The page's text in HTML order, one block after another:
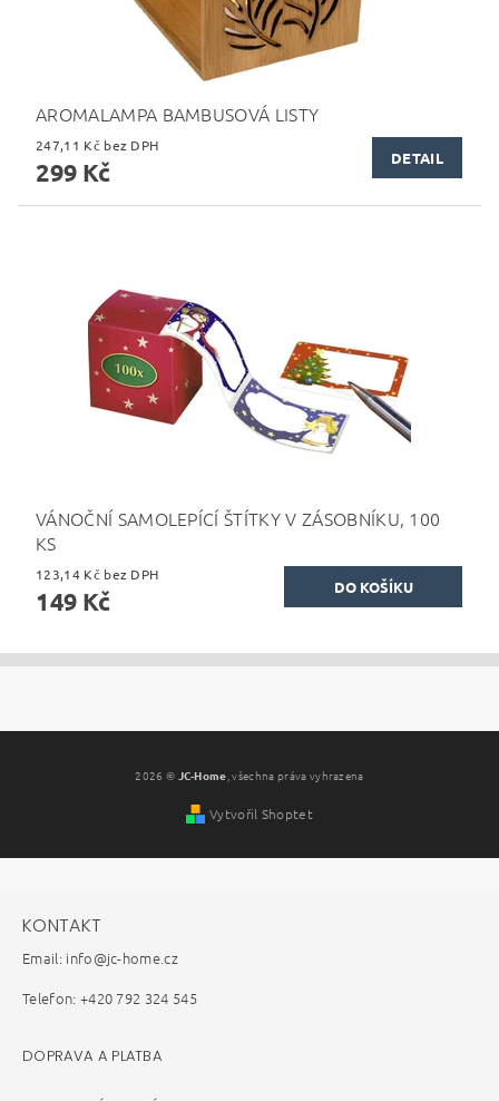
AROMALAMPA BAMBUSOVÁ LISTY
247,11 Kč bez DPH
299 Kč DETAIL
VÁNOČNÍ SAMOLEPÍCÍ ŠTÍTKY V ZÁSOBNÍKU, 100
KS
123,14 Kč bez DPH
149 Kč
2026 © JC-Home , všechna práva vyhrazena
Vytvořil Shoptet
KONTAKT
Email: info@jc-home.cz
Telefon: +420 792 324 545
DOPRAVA A PLATBA